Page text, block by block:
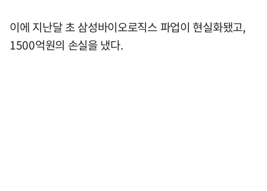
이에 지난달 초 삼성바이오로직스 파업이 현실화됐고,
1500억원의 손실을 냈다.